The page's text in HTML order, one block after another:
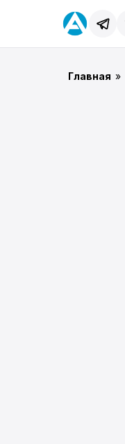
Главная »